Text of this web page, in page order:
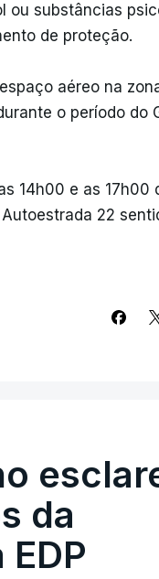
ou substâncias
de proteção.
aéreo na
o período do
14h00 e as 17h00
22
da